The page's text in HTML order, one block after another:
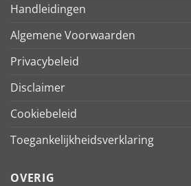
Handleidingen
Algemene Voorwaarden
Privacybeleid
Disclaimer
Cookiebeleid
Toegankelijkheidsverklaring
OVERIG